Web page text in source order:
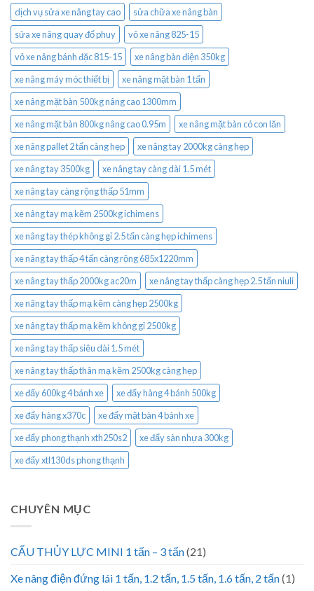
dịch vụ sửa xe nâng tay cao
sửa chữa xe nâng bàn
sửa xe nâng quay đổ phuy
vỏ xe nâng 825-15
vỏ xe nâng bánh đặc 815-15
xe nâng bàn điện 350kg
xe nâng máy móc thiết bị
xe nâng mặt bàn 1 tấn
xe nâng mặt bàn 500kg nâng cao 1300mm
xe nâng mặt bàn 800kg nâng cao 0.95m
xe nâng mặt bàn có con lăn
xe nâng pallet 2 tấn càng hẹp
xe nâng tay 2000kg càng hẹp
xe nâng tay 3500kg
xe nâng tay càng dài 1.5 mét
xe nâng tay càng rộng thấp 51mm
xe nâng tay mạ kẽm 2500kg ichimens
xe nâng tay thép không gỉ 2.5 tấn càng hẹp ichimens
xe nâng tay thấp 4 tấn càng rộng 685x1220mm
xe nâng tay thấp 2000kg ac20m
xe nâng tay thấp càng hẹp 2.5 tấn niuli
xe nâng tay thấp mạ kẽm càng hẹp 2500kg
xe nâng tay thấp mạ kẽm không gỉ 2500kg
xe nâng tay thấp siêu dài 1.5 mét
xe nâng tay thấp thân mạ kẽm 2500kg càng hẹp
xe đẩy 600kg 4 bánh xe
xe đẩy hàng 4 bánh 500kg
xe đẩy hàng x370c
xe đẩy mặt bàn 4 bánh xe
xe đẩy phong thạnh xth250s2
xe đẩy sàn nhựa 300kg
xe đẩy xtl130ds phong thạnh
CHUYÊN MỤC
CẨU THỦY LỰC MINI 1 tấn – 3 tấn(21)
Xe nâng điện đứng lái 1 tấn, 1.2 tấn, 1.5 tấn, 1.6 tấn, 2 tấn(1)